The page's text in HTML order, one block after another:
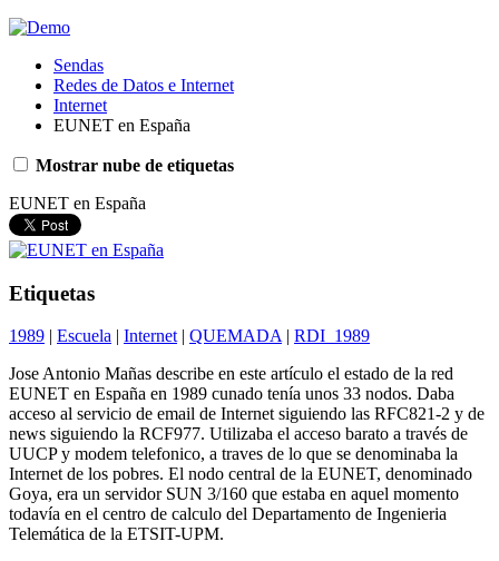
Sendas
Redes de Datos e Internet
Internet
EUNET en España
Mostrar nube de etiquetas
EUNET en España
Etiquetas
1989 | Escuela | Internet| QUEMADA| RDI_1989
Jose Antonio Mañas describe en este artículo el estado de la red
EUNET en España en 1989 cunado tenía unos 33 nodos. Daba
acceso al servicio de email de Internet siguiendo las RFC821-2 y de
news siguiendo la RCF977. Utilizaba el acceso barato a través de
UUCP y modem telefonico, a traves de lo que se denominaba la
Internet de los pobres. El nodo central de la EUNET, denominado
Goya, era un servidor SUN 3/160 que estaba en aquel momento
todavía en el centro de calculo del Departamento de Ingenieria
Telemática de la ETSIT-UPM.